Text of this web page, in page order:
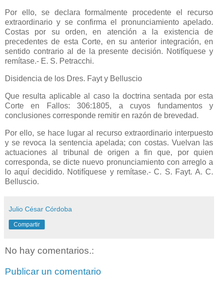
Por ello, se declara formalmente procedente el recurso
extraordinario y se confirma el pronunciamiento apelado.
Costas por su orden, en atención a la existencia de
precedentes de esta Corte, en su anterior integración, en
sentido contrario al de la presente decisión. Notifíquese y
remítase.- E. S. Petracchi.
Disidencia de los Dres. Fayt y Belluscio
Que resulta aplicable al caso la doctrina sentada por esta
Corte en Fallos: 306:1805, a cuyos fundamentos y
conclusiones corresponde remitir en razón de brevedad.
Por ello, se hace lugar al recurso extraordinario interpuesto
y se revoca la sentencia apelada; con costas. Vuelvan las
actuaciones al tribunal de origen a fin que, por quien
corresponda, se dicte nuevo pronunciamiento con arreglo a
lo aquí decidido. Notifíquese y remítase.- C. S. Fayt. A. C.
Belluscio.
Julio César Córdoba
Compartir
No hay comentarios.:
Publicar un comentario